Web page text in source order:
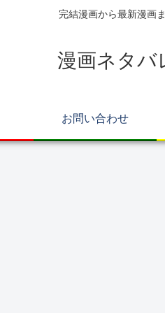
完結漫画から最新漫画
漫画ネタバ
お問い合わせ